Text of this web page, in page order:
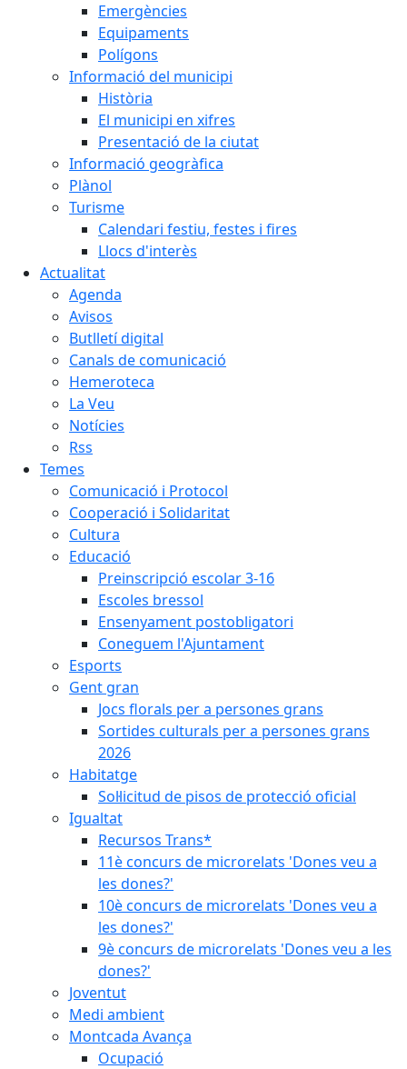
Emergències
Equipaments
Polígons
Informació del municipi
Història
El municipi en xifres
Presentació de la ciutat
Informació geogràfica
Plànol
Turisme
Calendari festiu, festes i fires
Llocs d'interès
Actualitat
Agenda
Avisos
Butlletí digital
Canals de comunicació
Hemeroteca
La Veu
Notícies
Rss
Temes
Comunicació i Protocol
Cooperació i Solidaritat
Cultura
Educació
Preinscripció escolar 3-16
Escoles bressol
Ensenyament postobligatori
Coneguem l'Ajuntament
Esports
Gent gran
Jocs florals per a persones grans
Sortides culturals per a persones grans
2026
Habitatge
Sol·licitud de pisos de protecció oficial
Igualtat
Recursos Trans*
11è concurs de microrelats 'Dones veu a
les dones?'
10è concurs de microrelats 'Dones veu a
les dones?'
9è concurs de microrelats 'Dones veu a les
dones?'
Joventut
Medi ambient
Montcada Avança
Ocupació